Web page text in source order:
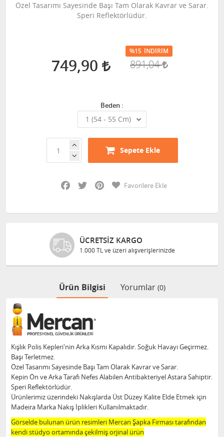
Özel Tasarımı Sayesinde Başı Tam Olarak Kavrar ve Sarar.
Speri Reflektörlüdür.
749,90
%15 İNDIRIM
891,04
Beden :
Sepete Ekle
Facebook
Twitter PinterestFavorilere Ekle
alışverişlerinizde Bilgileriniz 128 Bit
Ürün Bilgisi Yorumlar (0)
Kışlık Polis Kepleri'nin Arka Kısmı Kapalıdır. Soğuk Havayı Geçirmez.
Başı Terletmez.
Özel Tasarımı Sayesinde Başı Tam Olarak Kavrar ve Sarar.
Kepin Ön ve Arka Tarafı Nefes Alabilen Antibakteriyel Astara Sahiptir.
Speri Reflektörlüdür.
Ürünlerimiz üzerindeki Nakışlarda Üst Düzey Kalite Elde Etmek için
Madeira Marka Nakış İplikleri Kullanılmaktadır.
Görselde bulunan ürün resimleri Mercan Şapka Firması tarafından
kendi stüdyo ortamında çekilmiş orjinal ürün